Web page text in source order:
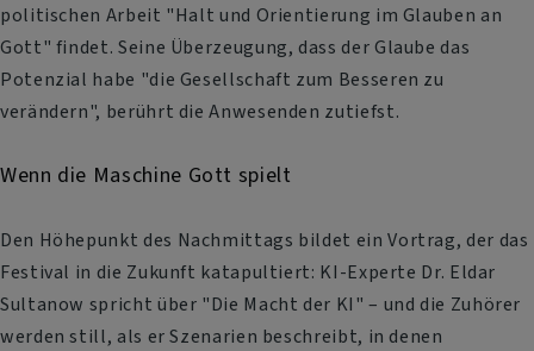
politischen Arbeit "Halt und Orientierung im Glauben an
Gott" findet. Seine Überzeugung, dass der Glaube das
Potenzial habe "die Gesellschaft zum Besseren zu
verändern", berührt die Anwesenden zutiefst.
Wenn die Maschine Gott spielt
Den Höhepunkt des Nachmittags bildet ein Vortrag, der das
Festival in die Zukunft katapultiert: KI-Experte Dr. Eldar
Sultanow spricht über "Die Macht der KI" – und die Zuhörer
werden still, als er Szenarien beschreibt, in denen